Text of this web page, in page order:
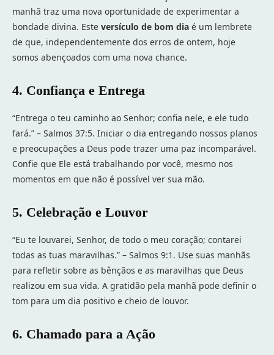
manhã traz uma nova oportunidade de experimentar a
bondade divina. Este versículo de bom dia é um lembrete
de que, independentemente dos erros de ontem, hoje
somos abençoados com uma nova chance.
4. Confiança e Entrega
“Entrega o teu caminho ao Senhor; confia nele, e ele tudo
fará.” – Salmos 37:5. Iniciar o dia entregando nossos planos
e preocupações a Deus pode trazer uma paz incomparável.
Confie que Ele está trabalhando por você, mesmo nos
momentos em que não é possível ver sua mão.
5. Celebração e Louvor
“Eu te louvarei, Senhor, de todo o meu coração; contarei
todas as tuas maravilhas.” – Salmos 9:1. Use suas manhãs
para refletir sobre as bênçãos e as maravilhas que Deus
realizou em sua vida. A gratidão pela manhã pode definir o
tom para um dia positivo e cheio de louvor.
6. Chamado para a Ação